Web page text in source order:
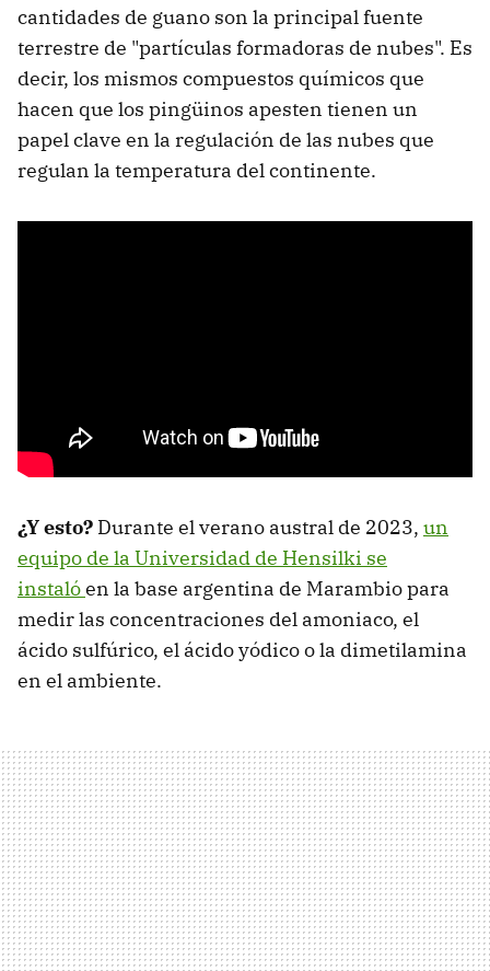
cantidades de guano son la principal fuente
terrestre de "partículas formadoras de nubes". Es
decir, los mismos compuestos químicos que
hacen que los pingüinos apesten tienen un
papel clave en la regulación de las nubes que
regulan la temperatura del continente.
¿Y esto? Durante el verano austral de 2023, un
equipo de la Universidad de Hensilki se
instalóen la base argentina de Marambio para
medir las concentraciones del amoniaco, el
ácido sulfúrico, el ácido yódico o la dimetilamina
en el ambiente.